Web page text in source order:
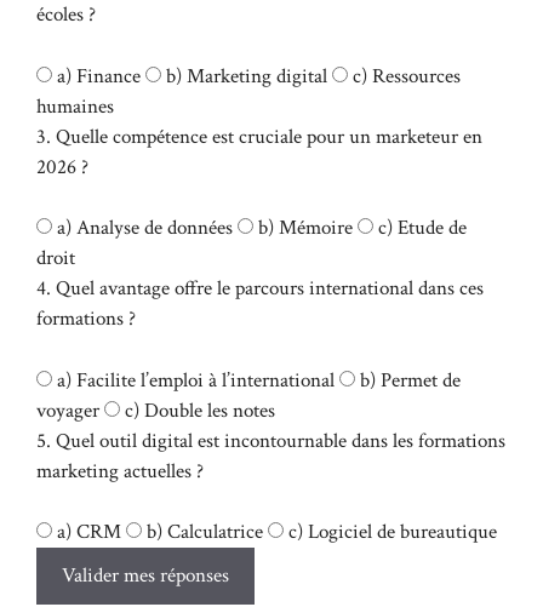
écoles ?
a) Finance b) Marketing digital
humaines
3. Quelle compétence est cruciale pour un marketeur en
2026 ?
a) Analyse de données b) Mémoire
droit
4. Quel avantage offre le parcours international dans ces
formations ?
a) Facilite l’emploi à l’international
voyager
c) Double les notes
5. Quel outil digital est incontournable dans les formations
marketing actuelles ?
a) CRM b) Calculatrice
c) Logiciel de bureautique
Valider mes réponses